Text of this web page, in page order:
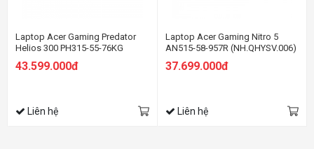
Laptop Acer Gaming Predator
Helios 300 PH315-55-76KG
12700H/16GB RAM/512GB
43.599.000đ
Liên hệ
Laptop Acer Gaming Nitro 5
AN515-58-957R (NH.QHYSV.006)
SSD/RTX3060 6G/15.6 inch FHD
37.699.000đ
Liên hệ